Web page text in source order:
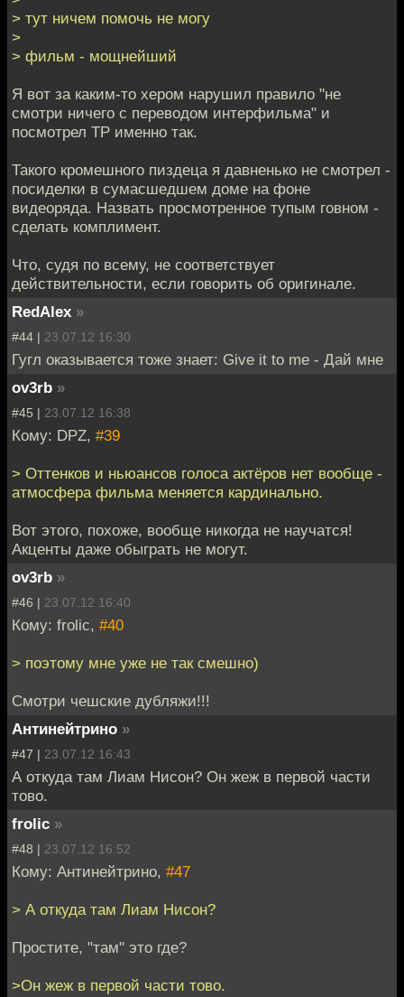
> тут ничем помочь не могу
>
> фильм - мощнейший
Я вот за каким-то хером нарушил правило "не
смотри ничего с переводом интерфильма" и
посмотрел ТР именно так.
Такого кромешного пиздеца я давненько не смотрел -
посиделки в сумасшедшем доме на фоне
видеоряда. Назвать просмотренное тупым говном -
сделать комплимент.
Что, судя по всему, не соответствует
действительности, если говорить об оригинале.
RedAlex »
#44 | 23.07.12 16:30
Гугл оказывается тоже знает: Give it to me - Дай мне
ov3rb »
#45 | 23.07.12 16:38
Кому: DPZ, #39
> Оттенков и ньюансов голоса актёров нет вообще -
атмосфера фильма меняется кардинально.
Вот этого, похоже, вообще никогда не научатся!
Акценты даже обыграть не могут.
ov3rb »
#46 | 23.07.12 16:40
Кому: frolic, #40
> поэтому мне уже не так смешно)
Смотри чешские дубляжи!!!
Антинейтрино »
#47 | 23.07.12 16:43
А откуда там Лиам Нисон? Он жеж в первой части
тово.
frolic »
#48 | 23.07.12 16:52
Кому: Антинейтрино, #47
> А откуда там Лиам Нисон?
Простите, "там" это где?
>Он жеж в первой части тово.